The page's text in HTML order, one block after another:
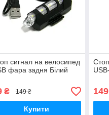
сигнал на велосипед
фара задня Білий
₴ 149 ₴
Купити
149